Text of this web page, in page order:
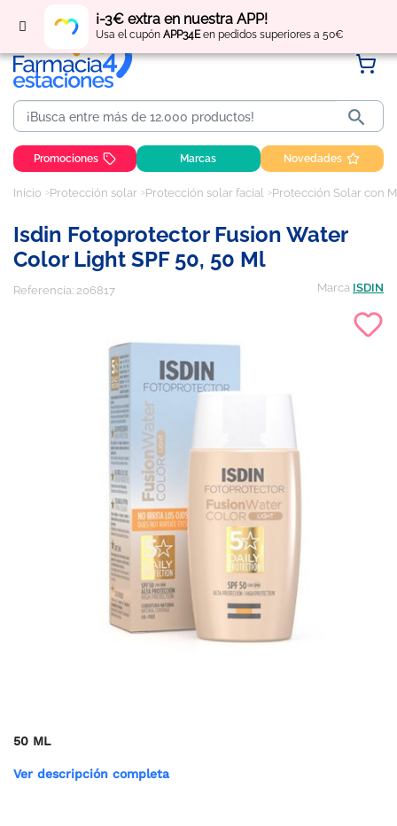
¡-3€ extra en nuestra APP!
Usa el cupón APP34Een pedidos superiores a 50€
Regístratey obtén puntos por tus compras

Promociones Marcas Novedades
Inicio Protección solar Protección solar facial Protección Solar con
Isdin Fotoprotector Fusion Water
Color Light SPF 50, 50 Ml
Referencia: 206817 Marca ISDIN
50 ML
Ver descripción completa